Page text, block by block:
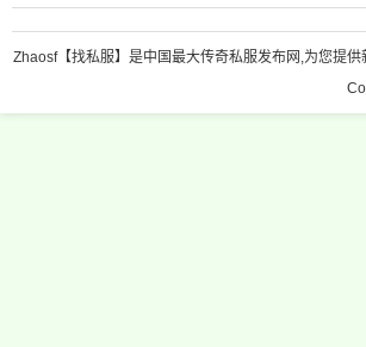
Zhaosf【找私服】是中国最大传奇私服发布网,为您提